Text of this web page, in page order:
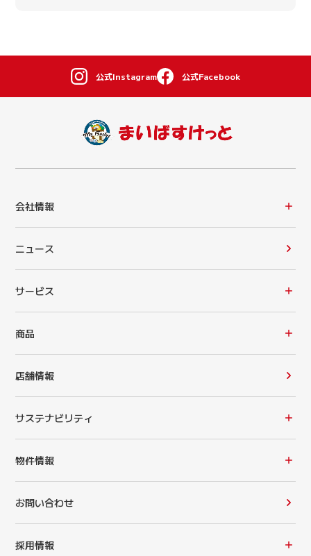
公式Instagram 公式Facebook
会社情報
ニュース
サービス
商品
店舗情報
サステナビリティ
物件情報
お問い合わせ
採用情報